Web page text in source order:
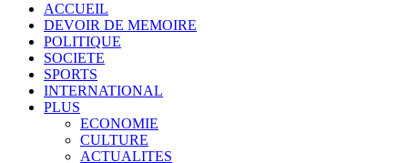
ACCUEIL
DEVOIR DE MEMOIRE
POLITIQUE
SOCIETE
SPORTS
INTERNATIONAL
PLUS
ECONOMIE
CULTURE
ACTUALITES